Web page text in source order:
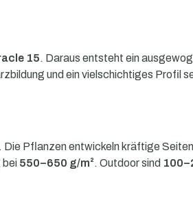
15. Daraus entsteht ein
und ein vielschichtiges Profil
. Die Pflanzen entwickeln kräftige
bei 550–650 g/m². Outdoor sind